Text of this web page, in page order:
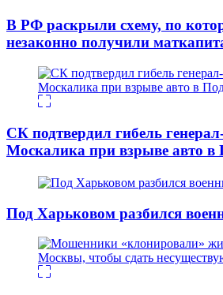
В РФ раскрыли схему, по
незаконно получили
СК подтвердил гибель
Москалика при взрыве авто в
Под Харьковом разбился